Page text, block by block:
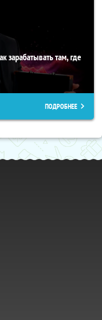
зарабатывать там, где
ПОДРОБНЕЕ